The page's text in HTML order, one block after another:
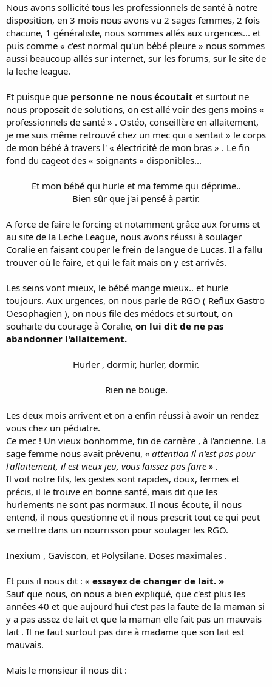
Nous avons sollicité tous les professionnels de santé à notre
disposition, en 3 mois nous avons vu 2 sages femmes, 2 fois
chacune, 1 généraliste, nous sommes allés aux urgences... et
puis comme « c'est normal qu'un bébé pleure » nous sommes
aussi beaucoup allés sur internet, sur les forums, sur le site de
la leche league.
Et puisque que personne ne nous écoutait et surtout ne
nous proposait de solutions, on est allé voir des gens moins «
professionnels de santé » . Ostéo, conseillère en allaitement,
je me suis même retrouvé chez un mec qui « sentait » le corps
de mon bébé à travers l' « électricité de mon bras » . Le fin
fond du cageot des « soignants » disponibles...
Et mon bébé qui hurle et ma femme qui déprime..
Bien sûr que j'ai pensé à partir.​
A force de faire le forcing et notamment grâce aux forums et
au site de la Leche League, nous avons réussi à soulager
Coralie en faisant couper le frein de langue de Lucas. Il a fallu
trouver où le faire, et qui le fait mais on y est arrivés.
Les seins vont mieux, le bébé mange mieux.. et hurle
toujours. Aux urgences, on nous parle de RGO ( Reflux Gastro
Oesophagien ), on nous file des médocs et surtout, on
souhaite du courage à Coralie, on lui dit de ne pas
abandonner l'allaitement.
Hurler , dormir, hurler, dormir.
Rien ne bouge.​
Les deux mois arrivent et on a enfin réussi à avoir un rendez
vous chez un pédiatre.
Ce mec ! Un vieux bonhomme, fin de carrière , à l'ancienne. La
sage femme nous avait prévenu, « attention il n'est pas pour
l'allaitement, il est vieux jeu, vous laissez pas faire » .
Il voit notre fils, les gestes sont rapides, doux, fermes et
précis, il le trouve en bonne santé, mais dit que les
hurlements ne sont pas normaux. Il nous écoute, il nous
entend, il nous questionne et il nous prescrit tout ce qui peut
se mettre dans un nourrisson pour soulager les RGO.
Inexium , Gaviscon, et Polysilane. Doses maximales .
Et puis il nous dit : « essayez de changer de lait. »
Sauf que nous, on nous a bien expliqué, que c'est plus les
années 40 et que aujourd'hui c'est pas la faute de la maman si
y a pas assez de lait et que la maman elle fait pas un mauvais
lait . Il ne faut surtout pas dire à madame que son lait est
mauvais.
Mais le monsieur il nous dit :